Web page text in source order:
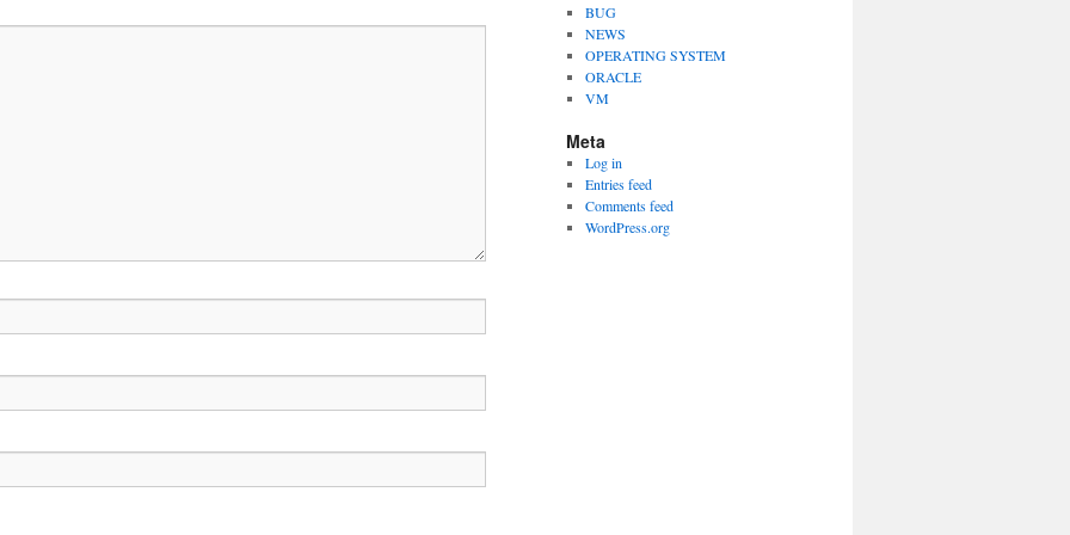
BUG
NEWS
OPERATING SYSTEM
ORACLE
VM
Meta
Log in
Entries feed
Comments feed
WordPress.org